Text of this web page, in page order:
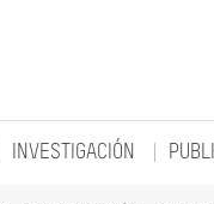
INVESTIGACIÓN